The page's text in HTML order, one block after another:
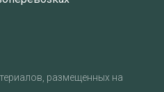
размещенных на